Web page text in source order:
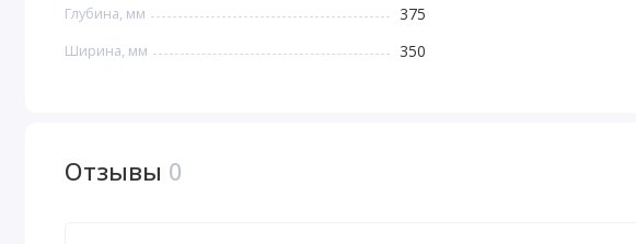
Глубина, мм 375
Ширина, мм 350
Отзывы 0